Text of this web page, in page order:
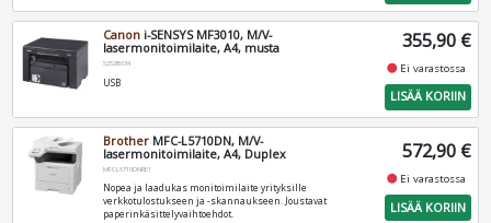
Canon i-SENSYS MF3010, M/V-
lasermonitoimilaite, A4, musta
5252B034
USB
355,90 €
fiber_manual_record Ei varastossa
LISÄÄ KORIIN
Brother MFC-L5710DN, M/V-
lasermonitoimilaite, A4, Duplex
MFCL5710DNRE1
Nopea ja laadukas monitoimilaite yrityksille
verkkotulostukseen ja -skannaukseen. Joustavat
paperinkäsittelyvaihtoehdot.
572,90 €
fiber_manual_record Ei varastossa
LISÄÄ KORIIN